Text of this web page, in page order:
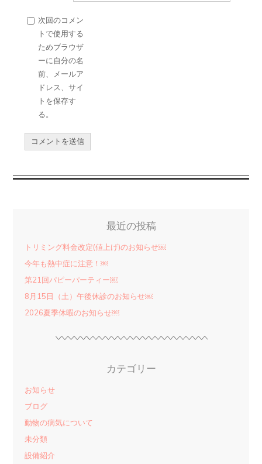
次回のコメン
トで使用する
ためブラウザ
ーに自分の名
前、メールア
ドレス、サイ
トを保存す
る。
最近の投稿
トリミング料金改定(値上げ)のお知らせ￼
今年も熱中症に注意！￼
第21回パピーパーティー￼
8月15日（土）午後休診のお知らせ￼
2026夏季休暇のお知らせ￼
カテゴリー
お知らせ
ブログ
動物の病気について
未分類
設備紹介